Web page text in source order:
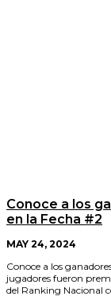
Conoce a los
en la Fecha #2
MAY 24, 2024
Conoce a los
jugadores fueron
del Ranking Nacional